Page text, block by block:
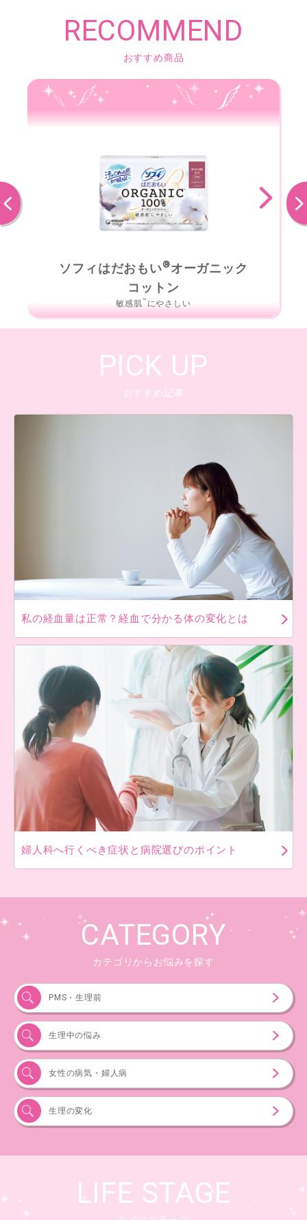
RECOMMEND
おすすめ商品
ソフィはだおもい®オーガニック
コットン
敏感肌™ にやさしい
前へ 次へ
PICK UP
おすすめ記事
私の経血量は正常？経血で分かる体の変化とは
婦人科へ行くべき症状と病院選びのポイント
CATEGORY
カテゴリからお悩みを探す
PMS・生理前
生理中の悩み
女性の病気・婦人病
生理の変化
LIFE STAGE